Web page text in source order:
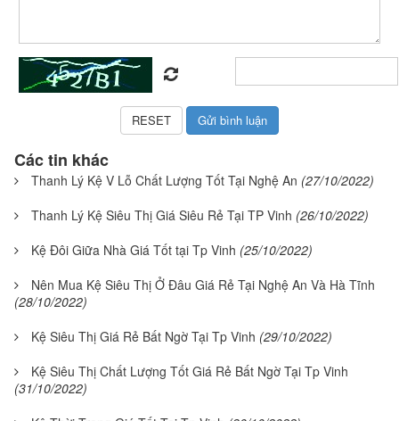
Các tin khác
Thanh Lý Kệ V Lỗ Chất Lượng Tốt Tại Nghệ An (27/10/2022)
Thanh Lý Kệ Siêu Thị Giá Siêu Rẻ Tại TP Vinh (26/10/2022)
Kệ Đôi Giữa Nhà Giá Tốt tại Tp Vinh (25/10/2022)
Nên Mua Kệ Siêu Thị Ở Đâu Giá Rẻ Tại Nghệ An Và Hà Tĩnh
(28/10/2022)
Kệ Siêu Thị Giá Rẻ Bất Ngờ Tại Tp Vinh (29/10/2022)
Kệ Siêu Thị Chất Lượng Tốt Giá Rẻ Bất Ngờ Tại Tp Vinh
(31/10/2022)